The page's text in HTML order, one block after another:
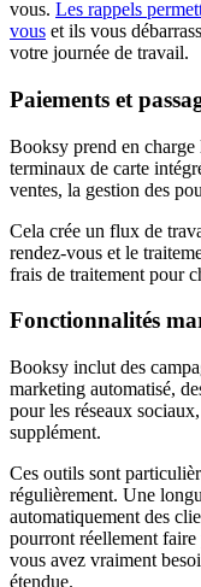
vous. Les rappels
vous et ils vous
votre journée de travail.
Paiements et
Booksy prend en charge
terminaux de carte
ventes, la gestion des
Cela crée un flux de
rendez-vous et le
frais de traitement pour
Fonctionnalités
Booksy inclut des
marketing automatisé,
pour les réseaux
supplément.
Ces outils sont
régulièrement. Une
automatiquement des
pourront réellement
vous avez vraiment
étendue.